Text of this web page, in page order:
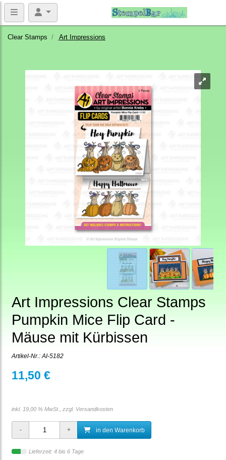
Clear Stamps Art Impressions
Art Impressions Clear Stamps
Pumpkin Mice Flip Card -
Mäuse mit Kürbissen
Artikel-Nr.: AI-5182
11,50 €
inkl. 19,00 % MwSt., zzgl. Versandkosten
in den Warenkorb
Lieferzeit: 4 bis 6 Tage